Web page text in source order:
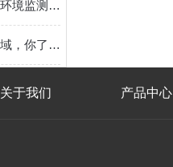
四电极电导率传感器在水环境监测中的应用
关于蓝绿藻传感器应用领域，你了解多少
关于我们 产品中心